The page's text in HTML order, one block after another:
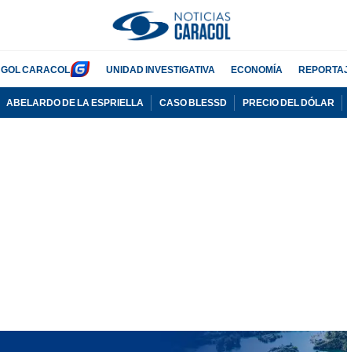
GOL CARACOL UNIDAD INVESTIGATIVA ECONOMÍA
ABELARDO DE LA ESPRIELLA CASO BLESSD PRECIO DEL DÓLAR